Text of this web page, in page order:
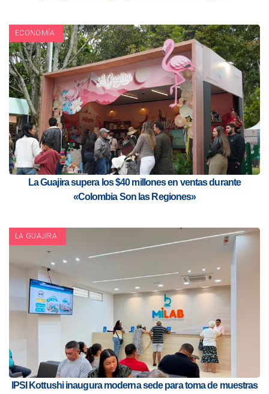
ECONOMÍA
La Guajira supera los $40 millones en ventas durante
«Colombia Son las Regiones»
LA GUAJIRA
IPSI Kottushi inaugura moderna sede para toma de muestras